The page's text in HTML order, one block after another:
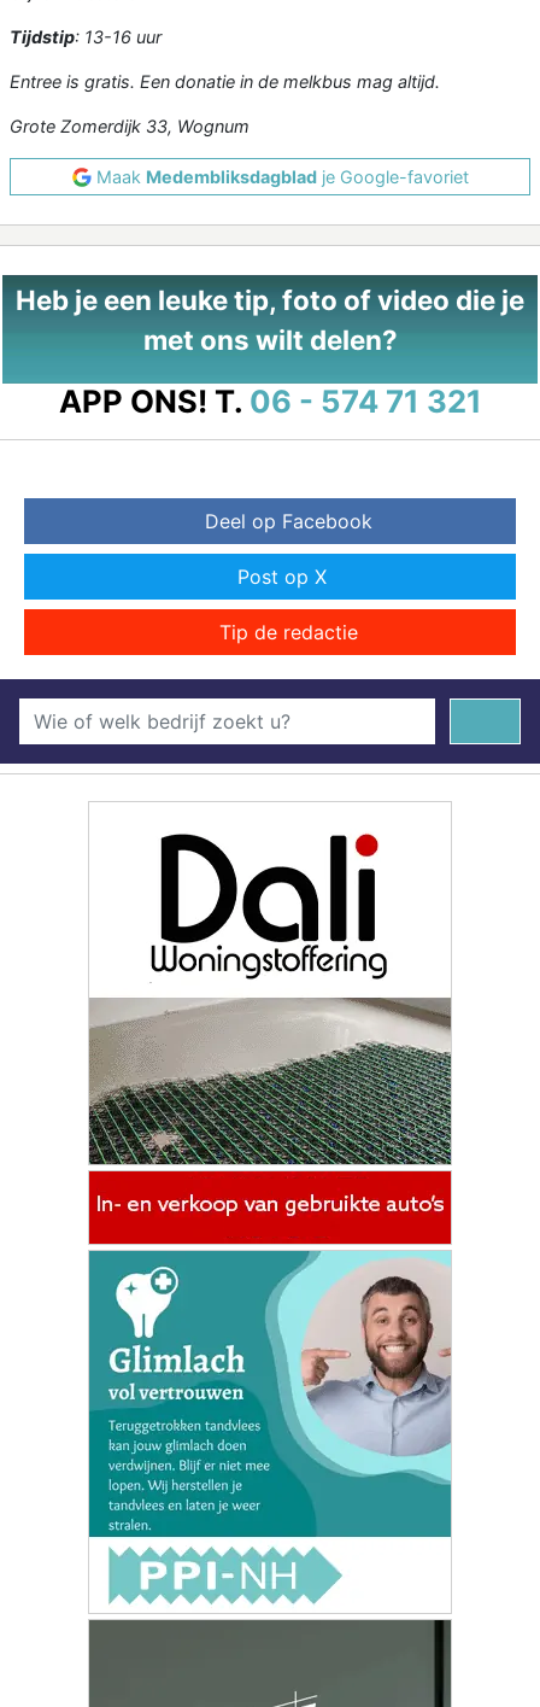
Tijdstip: 13-16 uur
Entree is gratis. Een donatie in de melkbus mag altijd.
Grote Zomerdijk 33, Wognum
Maak Medembliksdagbladje Google-favoriet
Heb je een leuke tip, foto of video die je
met ons wilt delen?
APP ONS! T. 06 - 574 71 321
Deel op Facebook
Post op X
Tip de redactie